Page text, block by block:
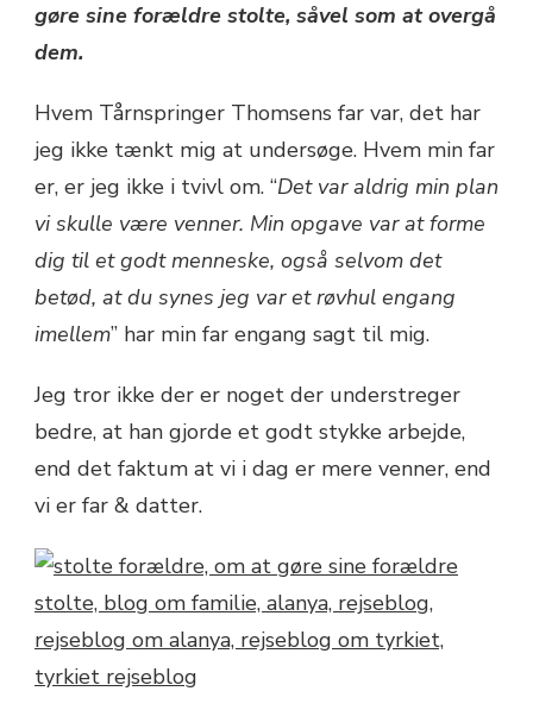
gøre sine forældre stolte, såvel som at overgå
dem.
Hvem Tårnspringer Thomsens far var, det har
jeg ikke tænkt mig at undersøge. Hvem min far
er, er jeg ikke i tvivl om. “Det var aldrig min plan
vi skulle være venner. Min opgave var at forme
dig til et godt menneske, også selvom det
betød, at du synes jeg var et røvhul engang
imellem” har min far engang sagt til mig.
Jeg tror ikke der er noget der understreger
bedre, at han gjorde et godt stykke arbejde,
end det faktum at vi i dag er mere venner, end
vi er far & datter.